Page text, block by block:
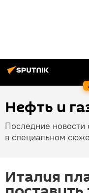
Нефть и
Последние новости
в специальном
Италия